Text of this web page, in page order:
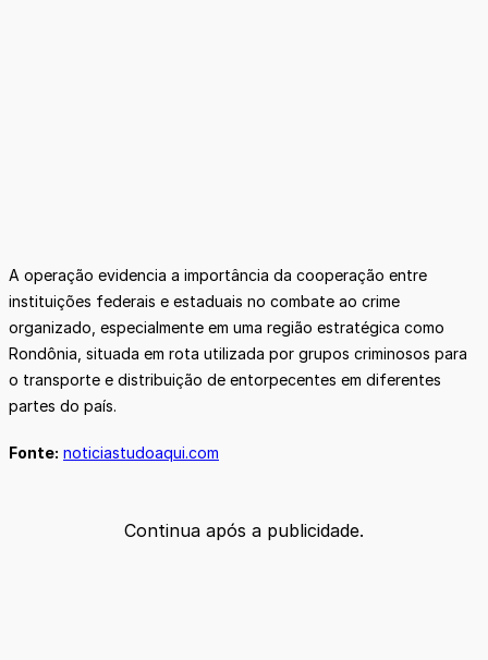
A operação evidencia a importância da cooperação entre
instituições federais e estaduais no combate ao crime
organizado, especialmente em uma região estratégica como
Rondônia, situada em rota utilizada por grupos criminosos para
o transporte e distribuição de entorpecentes em diferentes
partes do país.
Fonte: noticiastudoaqui.com
Continua após a publicidade.